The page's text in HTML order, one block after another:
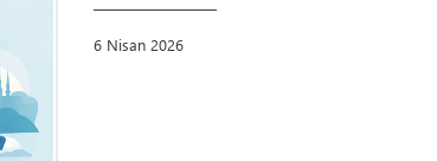
6 Nisan 2026